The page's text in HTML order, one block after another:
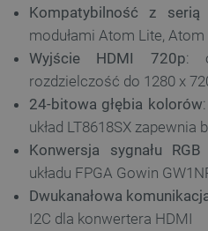
Kompatybilność z serią
modułami Atom Lite,
Wyjście HDMI 720p:
rozdzielczość do 1280 x
24-bitowa głębia kolorów
układ LT8618SX zapewnia
Konwersja sygnału
układu FPGA Gowin
Dwukanałowa
I2C dla konwertera HDMI